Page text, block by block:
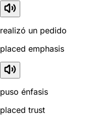
realizó un pedido
placed emphasis
puso énfasis
placed trust